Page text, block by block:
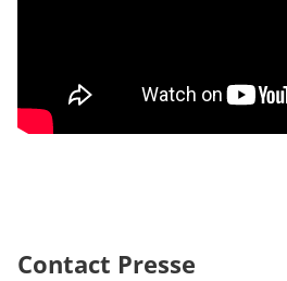
Contact Presse